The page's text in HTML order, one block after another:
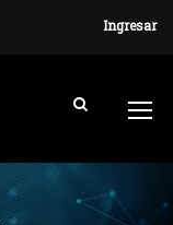
Ingresar